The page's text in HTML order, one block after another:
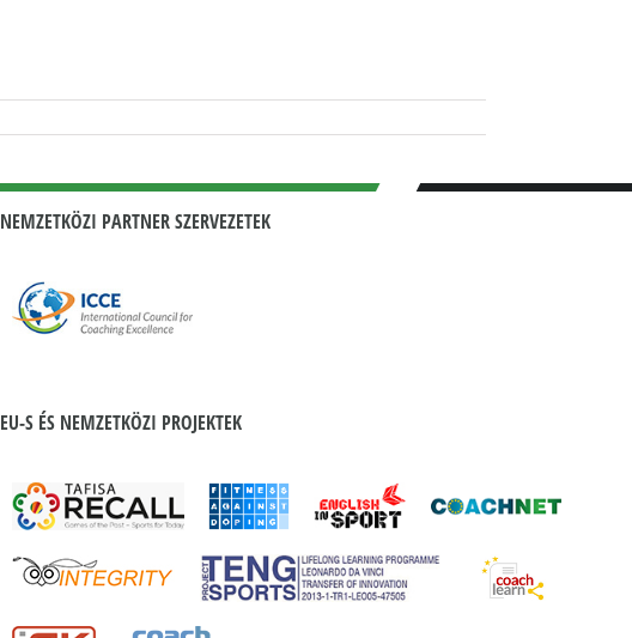
NEMZETKÖZI PARTNER SZERVEZETEK
EU-S ÉS NEMZETKÖZI PROJEKTEK